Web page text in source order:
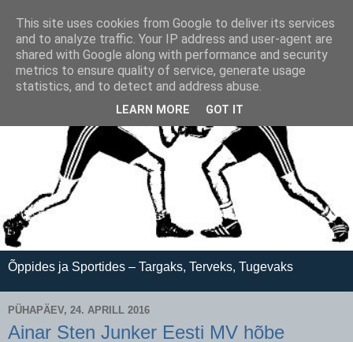
Õppides ja Sportides – Targaks, Terveks, Tugevaks
PÜHAPÄEV, 24. APRILL 2016
Ainar Sten Junker Eesti MV hõbe
This site uses cookies from Google to deliver its services
and to analyze traffic. Your IP address and user-agent are
shared with Google along with performance and security
metrics to ensure quality of service, generate usage
statistics, and to detect and address abuse.
LEARN MORE GOT IT